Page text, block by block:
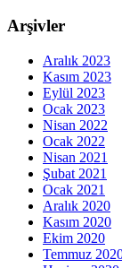
Arşivler
Aralık 2023
Kasım 2023
Eylül 2023
Ocak 2023
Nisan 2022
Ocak 2022
Nisan 2021
Şubat 2021
Ocak 2021
Aralık 2020
Kasım 2020
Ekim 2020
Temmuz